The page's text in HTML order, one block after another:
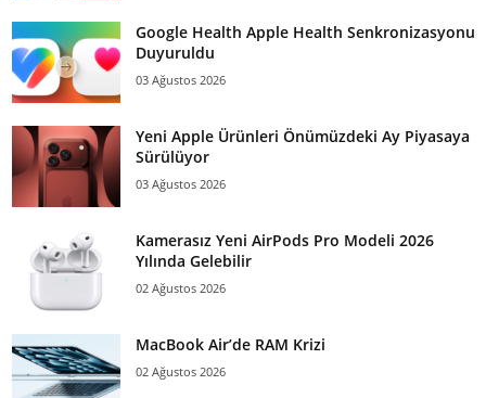
Google Health Apple Health Senkronizasyonu
Duyuruldu
03 Ağustos 2026
Yeni Apple Ürünleri Önümüzdeki Ay Piyasaya
Sürülüyor
03 Ağustos 2026
Kamerasız Yeni AirPods Pro Modeli 2026
Yılında Gelebilir
02 Ağustos 2026
MacBook Air’de RAM Krizi
02 Ağustos 2026